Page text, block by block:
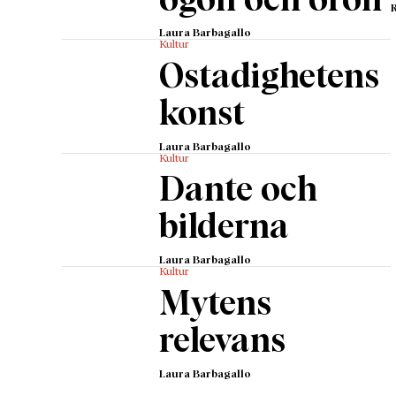
Laura Barbagallo
Kultur
Ostadighetens
konst
Laura Barbagallo
Kultur
Dante och
bilderna
Laura Barbagallo
Kultur
Mytens
relevans
Laura Barbagallo